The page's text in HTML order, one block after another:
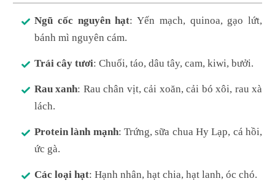
Ngũ cốc nguyên hạt: Yến mạch, quinoa, gạo lứt,
bánh mì nguyên cám.
Trái cây tươi: Chuối, táo, dâu tây, cam, kiwi, bưởi.
Rau xanh: Rau chân vịt, cải xoăn, cải bó xôi, rau xà
lách.
Protein lành mạnh: Trứng, sữa chua Hy Lạp, cá hồi,
ức gà.
Các loại hạt: Hạnh nhân, hạt chia, hạt lanh, óc chó.